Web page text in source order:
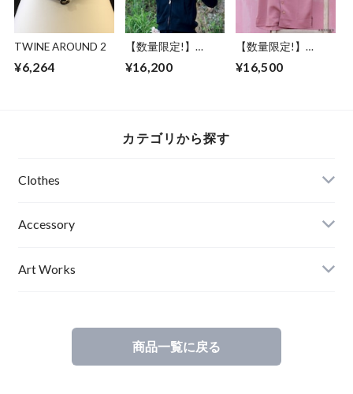
TWINE AROUND 2
¥6,264
【数量限定!】
前開き 龍 ガンメタ
¥16,200
【数量限定!】
ツ メンズ レディー
¥16,500
カテゴリから探す
Clothes
Mens
Ladies
Accessory
Art Works
商品一覧に戻る